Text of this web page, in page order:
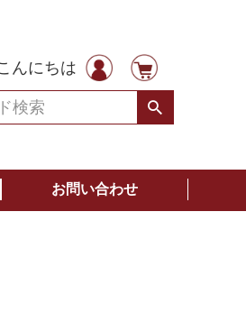
んにちは
お問い合わせ